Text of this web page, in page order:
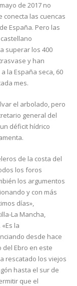
de 2017 no
conecta las cuencas
España. Pero las
superar los 400
y han
la España seca, 60
mes.
el arbolado, pero
general del
déficit hídrico
de la costa del
los foros
los argumentos
y con más
días»,
La Mancha,
la
desde hace
del Ebro en este
rescatado los viejos
hasta el sur de
que el